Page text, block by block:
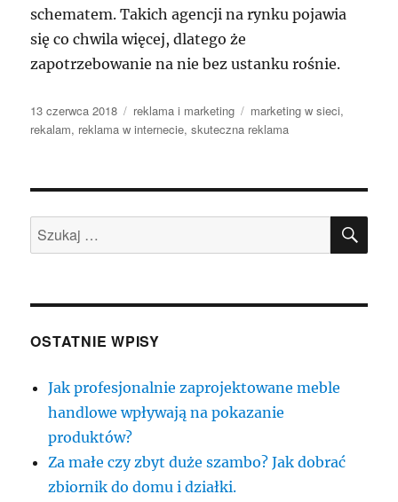
schematem. Takich agencji na rynku pojawia
się co chwila więcej, dlatego że
zapotrzebowanie na nie bez ustanku rośnie.
Data
publikacji
13 czerwca 2018 Kategorie
reklama i marketing Tagi
marketing w sieci,
rekalam, reklama w internecie,skuteczna reklama
Szukaj:
OSTATNIE WPISY
Jak profesjonalnie zaprojektowane meble
handlowe wpływają na pokazanie
produktów?
Za małe czy zbyt duże szambo? Jak dobrać
zbiornik do domu i działki.